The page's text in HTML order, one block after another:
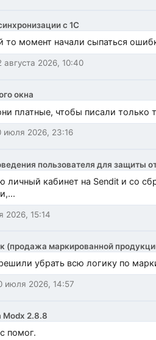
с 1С
то момент начали сыпаться
августа 2026, 10:40
окна
платные, чтобы писали только
июля 2026, 23:16
пользователя для защиты
личный кабинет на Sendit и со
2026, 15:14
(продажа маркированной
убрать всю логику по
июля 2026, 14:57
Modx 2.8.8
помог.